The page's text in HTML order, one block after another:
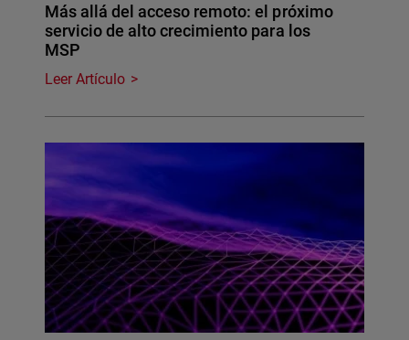
Más allá del acceso remoto: el próximo
servicio de alto crecimiento para los
MSP
Leer Artículo